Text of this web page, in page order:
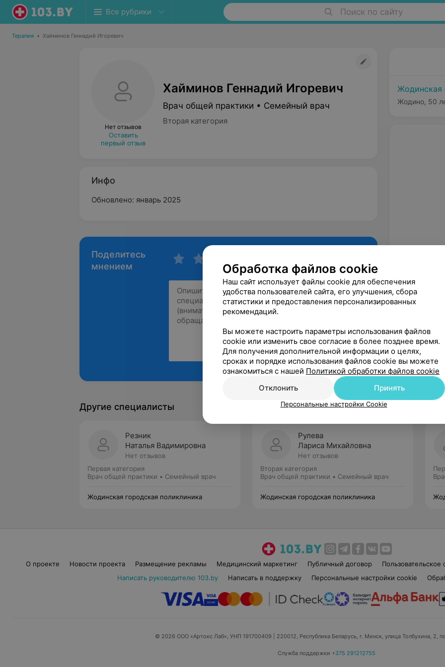
Все рубрики Поиск по сайту
Терапия • Хайминов Геннадий Игоревич
Нет отзывов
Оставить
первый отзыв
Хайминов Геннадий Игоревич
Врач общей практики • Семейный врач
Вторая категория
Инфо
Обновлено: январь 2025
Поделитесь
мнением
Рекомендую
Жодинская
Жодино, 50
Другие специалисты
Резник
Наталья Вадимировна
Нет отзывов
Первая категория
Врач общей практики • Семейный врач
Жодинская городская поликлиника
Рулева
Лариса Михайловна
Нет отзывов
Вторая категория
Врач общей практики • Семейный врач
Жодинская городская поликлиника
О проекте Новости проекта Размещение рекламы Медицинский маркетинг Публичный договор Пользовательское
Написать руководителю 103.by
Написать в поддержку Персональные настройки cookie
© 2026 ООО «Артокс Лаб», УНП 191700409 | 220012, Республика Беларусь, г. Минск, улица Толбухина, 2,
Служба поддержки +375 291212755
Обработка файлов cookie
Наш сайт использует файлы cookie для обеспечения
удобства пользователей сайта, его улучшения, сбора
статистики и предоставления персонализированных
рекомендаций.
Вы можете настроить параметры использования файлов
cookie или изменить свое согласие в более позднее время.
Для получения дополнительной информации о целях,
сроках и порядке использования файлов cookie вы можете
ознакомиться с нашей Политикой обработки файлов cookie
Отклонить
Принять
Персональные настройки Cookie